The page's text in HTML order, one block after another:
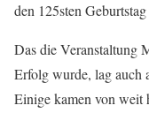
den 125sten
Das die Veranstaltung
Erfolg wurde, lag auch
Einige kamen von weit